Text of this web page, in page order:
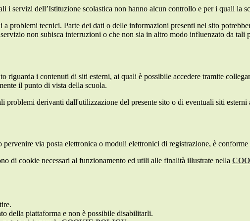
servizi dell’Istituzione scolastica non hanno alcun controllo e per i quali la
problemi tecnici. Parte dei dati o delle informazioni presenti nel sito
non subisca interruzioni o che non sia in altro modo influenzato da tali
riguarda i contenuti di siti esterni, ai quali è possibile accedere tramite
il punto di vista della scuola.
problemi derivanti dall'utilizzazione del presente sito o di eventuali siti esterni
pervenire via posta elettronica o moduli elettronici di registrazione, è
di cookie necessari al funzionamento ed utili alle finalità illustrate nella
della piattaforma e non è possibile disabilitarli.